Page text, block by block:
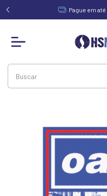
de Pague em